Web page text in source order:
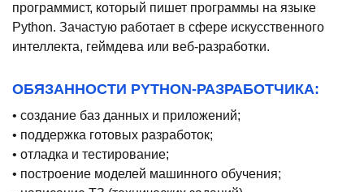
программист, который пишет программы на языке
Python. Зачастую работает в сфере искусственного
интеллекта, геймдева или веб-разработки.
ОБЯЗАННОСТИ PYTHON-РАЗРАБОТЧИКА:
• создание баз данных и приложений;
• поддержка готовых разработок;
• отладка и тестирование;
• построение моделей машинного обучения;